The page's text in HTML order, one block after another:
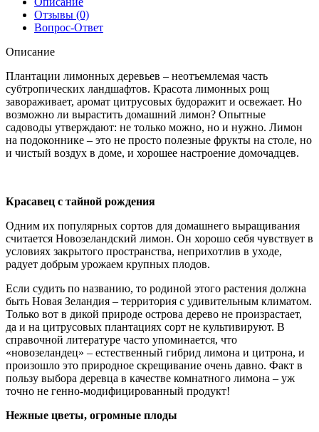
Отзывы (0)
Вопрос-Ответ
Описание
Плантации лимонных деревьев – неотъемлемая часть
субтропических ландшафтов. Красота лимонных рощ
завораживает, аромат цитрусовых будоражит и освежает. Но
возможно ли вырастить домашний лимон? Опытные
садоводы утверждают: не только можно, но и нужно. Лимон
на подоконнике – это не просто полезные фрукты на столе, но
и чистый воздух в доме, и хорошее настроение домочадцев.
Красавец с тайной рождения
Одним их популярных сортов для домашнего выращивания
считается Новозеландский лимон. Он хорошо себя чувствует в
условиях закрытого пространства, неприхотлив в уходе,
радует добрым урожаем крупных плодов.
Если судить по названию, то родиной этого растения должна
быть Новая Зеландия – территория с удивительным климатом.
Только вот в дикой природе острова дерево не произрастает,
да и на цитрусовых плантациях сорт не культивируют. В
справочной литературе часто упоминается, что
«новозеландец» – естественный гибрид лимона и цитрона, и
произошло это природное скрещивание очень давно. Факт в
пользу выбора деревца в качестве комнатного лимона – уж
точно не генно-модифицированный продукт!
Нежные цветы, огромные плоды